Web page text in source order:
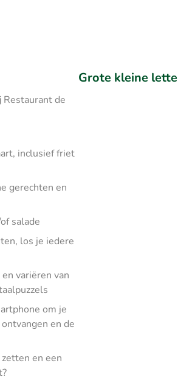
de
inclusief friet
gerechten en
salade
los je iedere
variëren van
om je
en de
en een
Grote kleine